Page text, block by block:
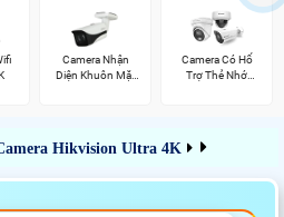
Camera Nhận
Diện Khuôn Mặt
Camera Có Hổ
Trợ Thẻ Nhớ
Hikvision Ultra 4K